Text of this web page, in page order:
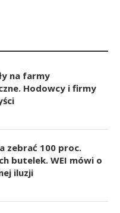
na farmy
Hodowcy i firmy
zebrać 100 proc.
butelek. WEI mówi o
iluzji